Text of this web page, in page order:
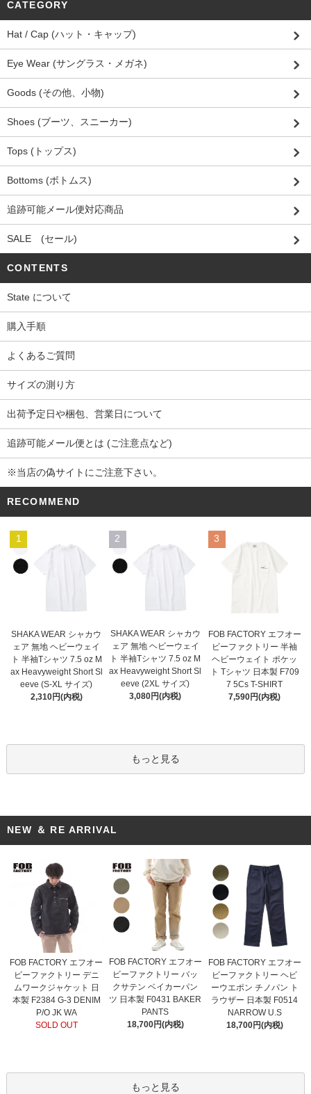
CATEGORY
Hat / Cap (ハット・キャップ)
Eye Wear (サングラス・メガネ)
Goods (その他、小物)
Shoes (ブーツ、スニーカー)
Tops (トップス)
Bottoms (ボトムス)
追跡可能メール便対応商品
SALE (セール)
CONTENTS
State について
購入手順
よくあるご質問
サイズの測り方
出荷予定日や梱包、営業日について
追跡可能メール便とは (ご注意点など)
※当店の偽サイトにご注意下さい。
RECOMMEND
1
SHAKA WEAR シャカウ
ェア 無地 ヘビーウェイ
ト 半袖Tシャツ 7.5 oz M
ax Heavyweight Short Sl
eeve (S-XL サイズ)
2,310円(内税)
2
SHAKA WEAR シャカウ
ェア 無地 ヘビーウェイ
ト 半袖Tシャツ 7.5 oz M
ax Heavyweight Short Sl
eeve (2XL サイズ)
3,080円(内税)
3
FOB FACTORY エフオー
ビーファクトリー 半袖
ヘビーウェイト ポケッ
ト Tシャツ 日本製 F709
7 5Cs T-SHIRT
7,590円(内税)
もっと見る
NEW ＆ RE ARRIVAL
FOB FACTORY エフオー
ビーファクトリー デニ
ムワークジャケット 日
本製 F2384 G-3 DENIM
P/O JK WA
SOLD OUT
FOB FACTORY エフオー
ビーファクトリー バッ
クサテン ベイカーパン
ツ 日本製 F0431 BAKER
PANTS
18,700円(内税)
FOB FACTORY エフオー
ビーファクトリー ヘビ
ーウエポン チノパン ト
ラウザー 日本製 F0514
NARROW U.S
18,700円(内税)
もっと見る